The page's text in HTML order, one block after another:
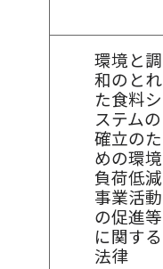
環境と調
和のとれ
た食料シ
ステムの
確立のた
めの環境
負荷低減
事業活動
の促進等
に関する
法律